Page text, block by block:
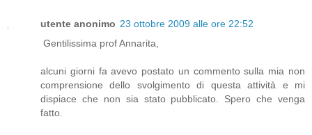
utente anonimo 23 ottobre 2009 alle ore 22:52
Gentilissima prof Annarita,
alcuni giorni fa avevo postato un commento sulla mia non
comprensione dello svolgimento di questa attività e mi
dispiace che non sia stato pubblicato. Spero che venga
fatto.